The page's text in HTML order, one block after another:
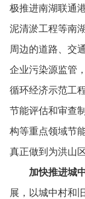
极推进南湖联通
泥清淤工程等南
周边的道路、 交
企业污染源监管，
循环经济示范工程
节能评估和审查
构等重点领域节
真正做到为洪山
加快推进城
展， 以城中村和